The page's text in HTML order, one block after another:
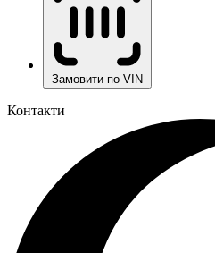
Замовити по VIN
Контакти